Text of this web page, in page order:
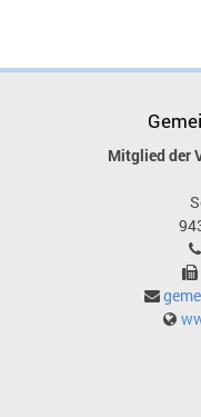
Mitglied der